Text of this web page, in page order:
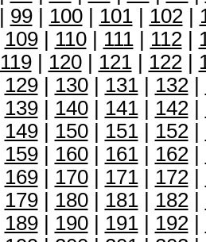
99| 100| 101| 102|
109| 110| 111| 112|
119| 120| 121| 122|
129| 130| 131| 132|
139| 140| 141| 142|
149| 150| 151| 152|
159| 160| 161| 162|
169| 170| 171| 172|
179| 180| 181| 182|
189| 190| 191| 192|